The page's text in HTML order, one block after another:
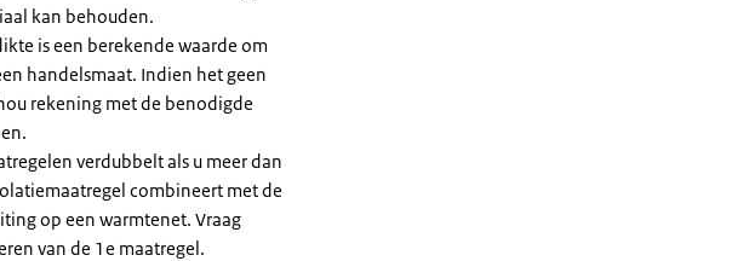
kan behouden.
is een berekende waarde om
handelsmaat. Indien het geen
rekening met de benodigde
verdubbelt als u meer dan
combineert met de
op een warmtenet. Vraag
van de 1e maatregel.